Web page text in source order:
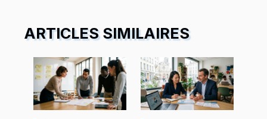
ARTICLES SIMILAIRES